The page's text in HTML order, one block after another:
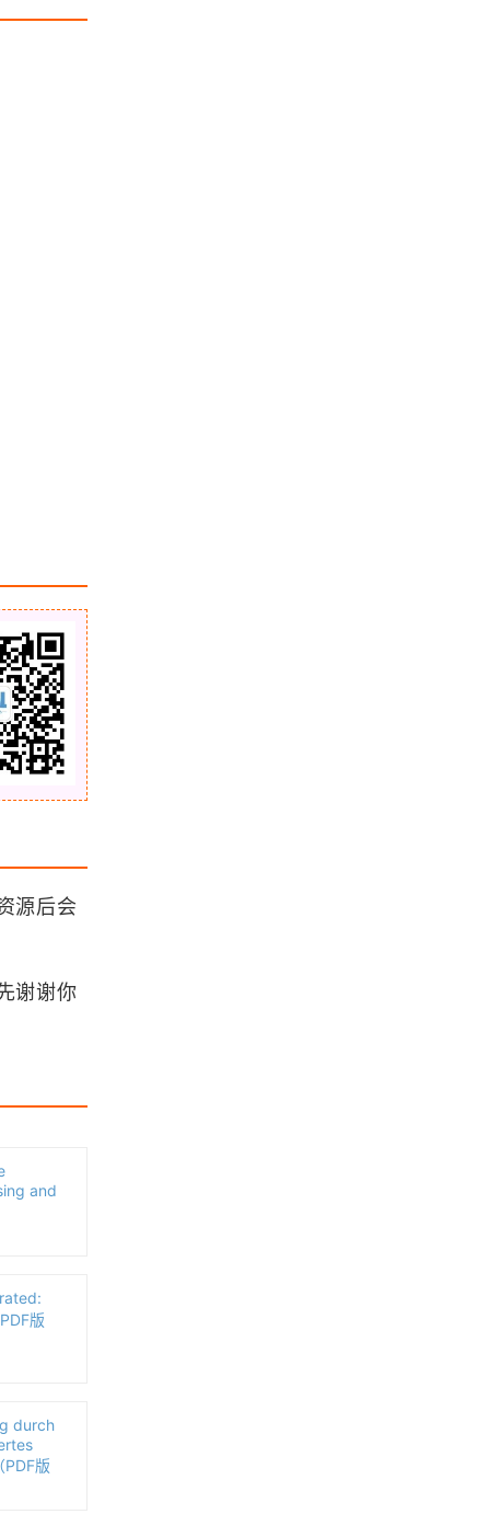
源后会
谢谢你
and
版
durch
版